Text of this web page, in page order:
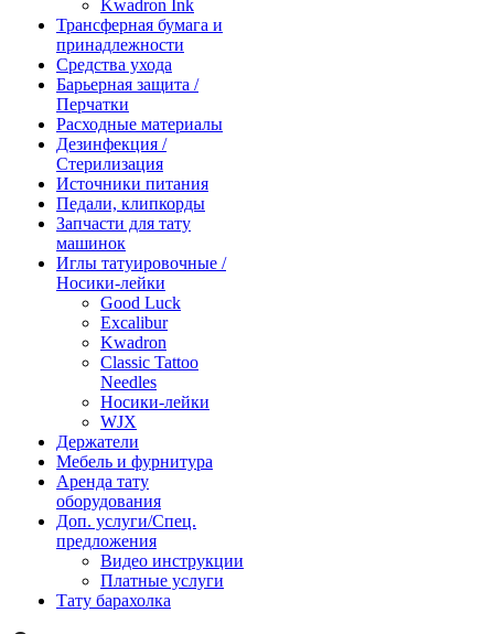
Kwadron Ink
Трансферная бумага и
принадлежности
Средства ухода
Барьерная защита /
Перчатки
Расходные материалы
Дезинфекция /
Стерилизация
Источники питания
Педали, клипкорды
Запчасти для тату
машинок
Иглы татуировочные /
Носики-лейки
Good Luck
Excalibur
Kwadron
Classic Tattoo
Needles
Носики-лейки
WJX
Держатели
Мебель и фурнитура
Аренда тату
оборудования
Доп. услуги/Спец.
предложения
Видео инструкции
Платные услуги
Тату барахолка